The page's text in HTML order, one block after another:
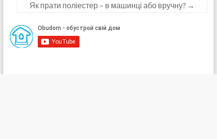
Як прати поліестер – в машинці або вручну? →